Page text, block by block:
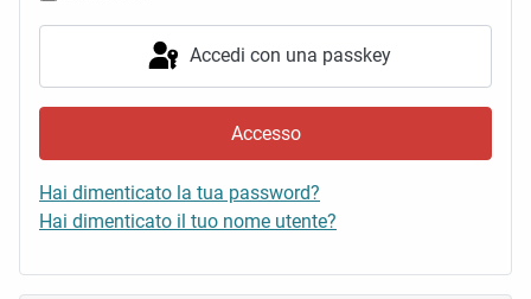
Accedi con una passkey
Accesso
Hai dimenticato la tua password?
Hai dimenticato il tuo nome utente?